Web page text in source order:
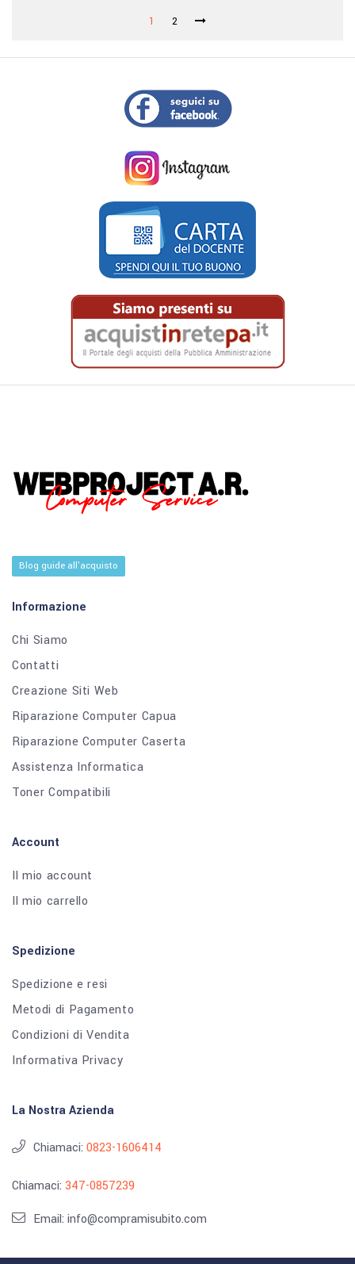
1 2
Blog guide all'acquisto
Informazione
Chi Siamo
Contatti
Creazione Siti Web
Riparazione Computer Capua
Riparazione Computer Caserta
Assistenza Informatica
Toner Compatibili
Account
Il mio account
Il mio carrello
Spedizione
Spedizione e resi
Metodi di Pagamento
Condizioni di Vendita
Informativa Privacy
La Nostra Azienda
Chiamaci: 0823-1606414
Chiamaci: 347-0857239
Email: info@compramisubito.com